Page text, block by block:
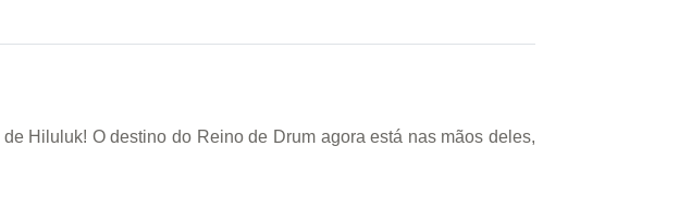
Hiluluk! O destino do Reino de Drum agora está nas mãos deles,